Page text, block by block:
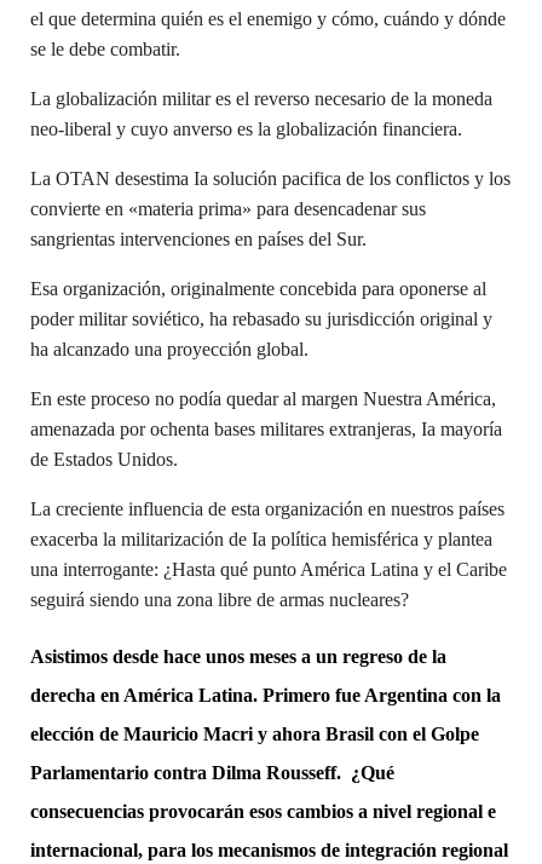
el que determina quién es el enemigo y cómo, cuándo y dónde
se le debe combatir.
La globalización militar es el reverso necesario de la moneda
neo-liberal y cuyo anverso es la globalización financiera.
La OTAN desestima Ia solución pacifica de los conflictos y los
convierte en «materia prima» para desencadenar sus
sangrientas intervenciones en países del Sur.
Esa organización, originalmente concebida para oponerse al
poder militar soviético, ha rebasado su jurisdicción original y
ha alcanzado una proyección global.
En este proceso no podía quedar al margen Nuestra América,
amenazada por ochenta bases militares extranjeras, Ia mayoría
de Estados Unidos.
La creciente influencia de esta organización en nuestros países
exacerba la militarización de Ia política hemisférica y plantea
una interrogante: ¿Hasta qué punto América Latina y el Caribe
seguirá siendo una zona libre de armas nucleares?
Asistimos desde hace unos meses a un regreso de la
derecha en América Latina. Primero fue Argentina con la
elección de Mauricio Macri y ahora Brasil con el Golpe
Parlamentario contra Dilma Rousseff. ¿Qué
consecuencias provocarán esos cambios a nivel regional e
internacional, para los mecanismos de integración regional